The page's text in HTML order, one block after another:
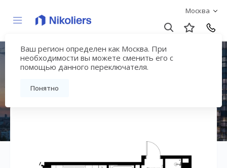
Москва
Ваш регион определен как Москва. При
необходимости вы можете сменить его с
помощью данного переключателя.
Понятно
ЖК «Симфония 34»
Вернуться на страницу жилого комплекса